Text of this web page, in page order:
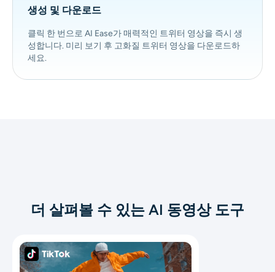
생성 및 다운로드
클릭 한 번으로 AI Ease가 매력적인 트위터 영상을 즉시 생
성합니다. 미리 보기 후 고화질 트위터 영상을 다운로드하
세요.
더 살펴볼 수 있는 AI 동영상 도구